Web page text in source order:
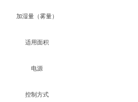
加湿量（雾量）
适用面积
电源
控制方式